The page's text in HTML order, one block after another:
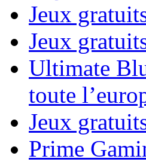
Jeux
Jeux
Ultimate
toute
Jeux
Prime